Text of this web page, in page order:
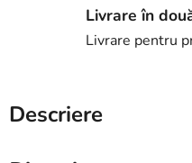
Livrare în
Livrare pentru
Descriere